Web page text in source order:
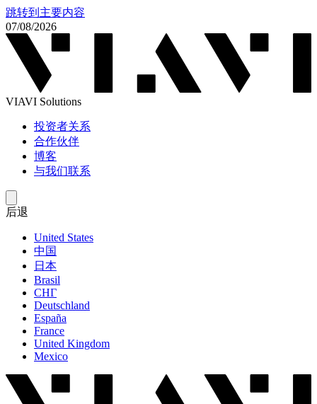
跳转到主要内容
07/08/2026
VIAVI Solutions
投资者关系
合作伙伴
博客
与我们联系
后退
United States
中国
日本
Brasil
СНГ
Deutschland
España
France
United Kingdom
Mexico